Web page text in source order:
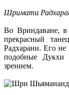
Шримати
Во Вриндаване,
прекрасный
Радхарани. Его
подобные Дукхи
зрением.